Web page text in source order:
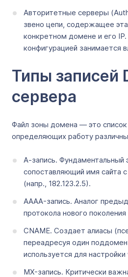
Авторитетные серверы
звено цепи, содержащее
конкретном домене и его
конфигурацией занимается
Типы записей
сервера
Файл зоны домена — это список
определяющих работу
А-запись. Фундаментальный
сопоставляющий имя сайта
(напр., 182.123.2.5).
AAAA-запись. Аналог
протокола нового поколения
CNAME. Создает алиасы
переадресуя один
используется для
MX-запись. Критически